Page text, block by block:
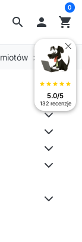
search  shopping_cart
0
Ogród
star star star star star
5.0/5
132 recenzje